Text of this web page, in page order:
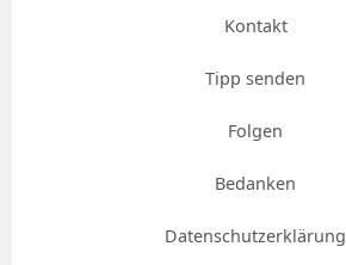
Kontakt
Tipp senden
Folgen
Bedanken
Datenschutzerklärung